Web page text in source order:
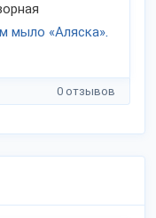
мыло «Аляска».
0 отзывов